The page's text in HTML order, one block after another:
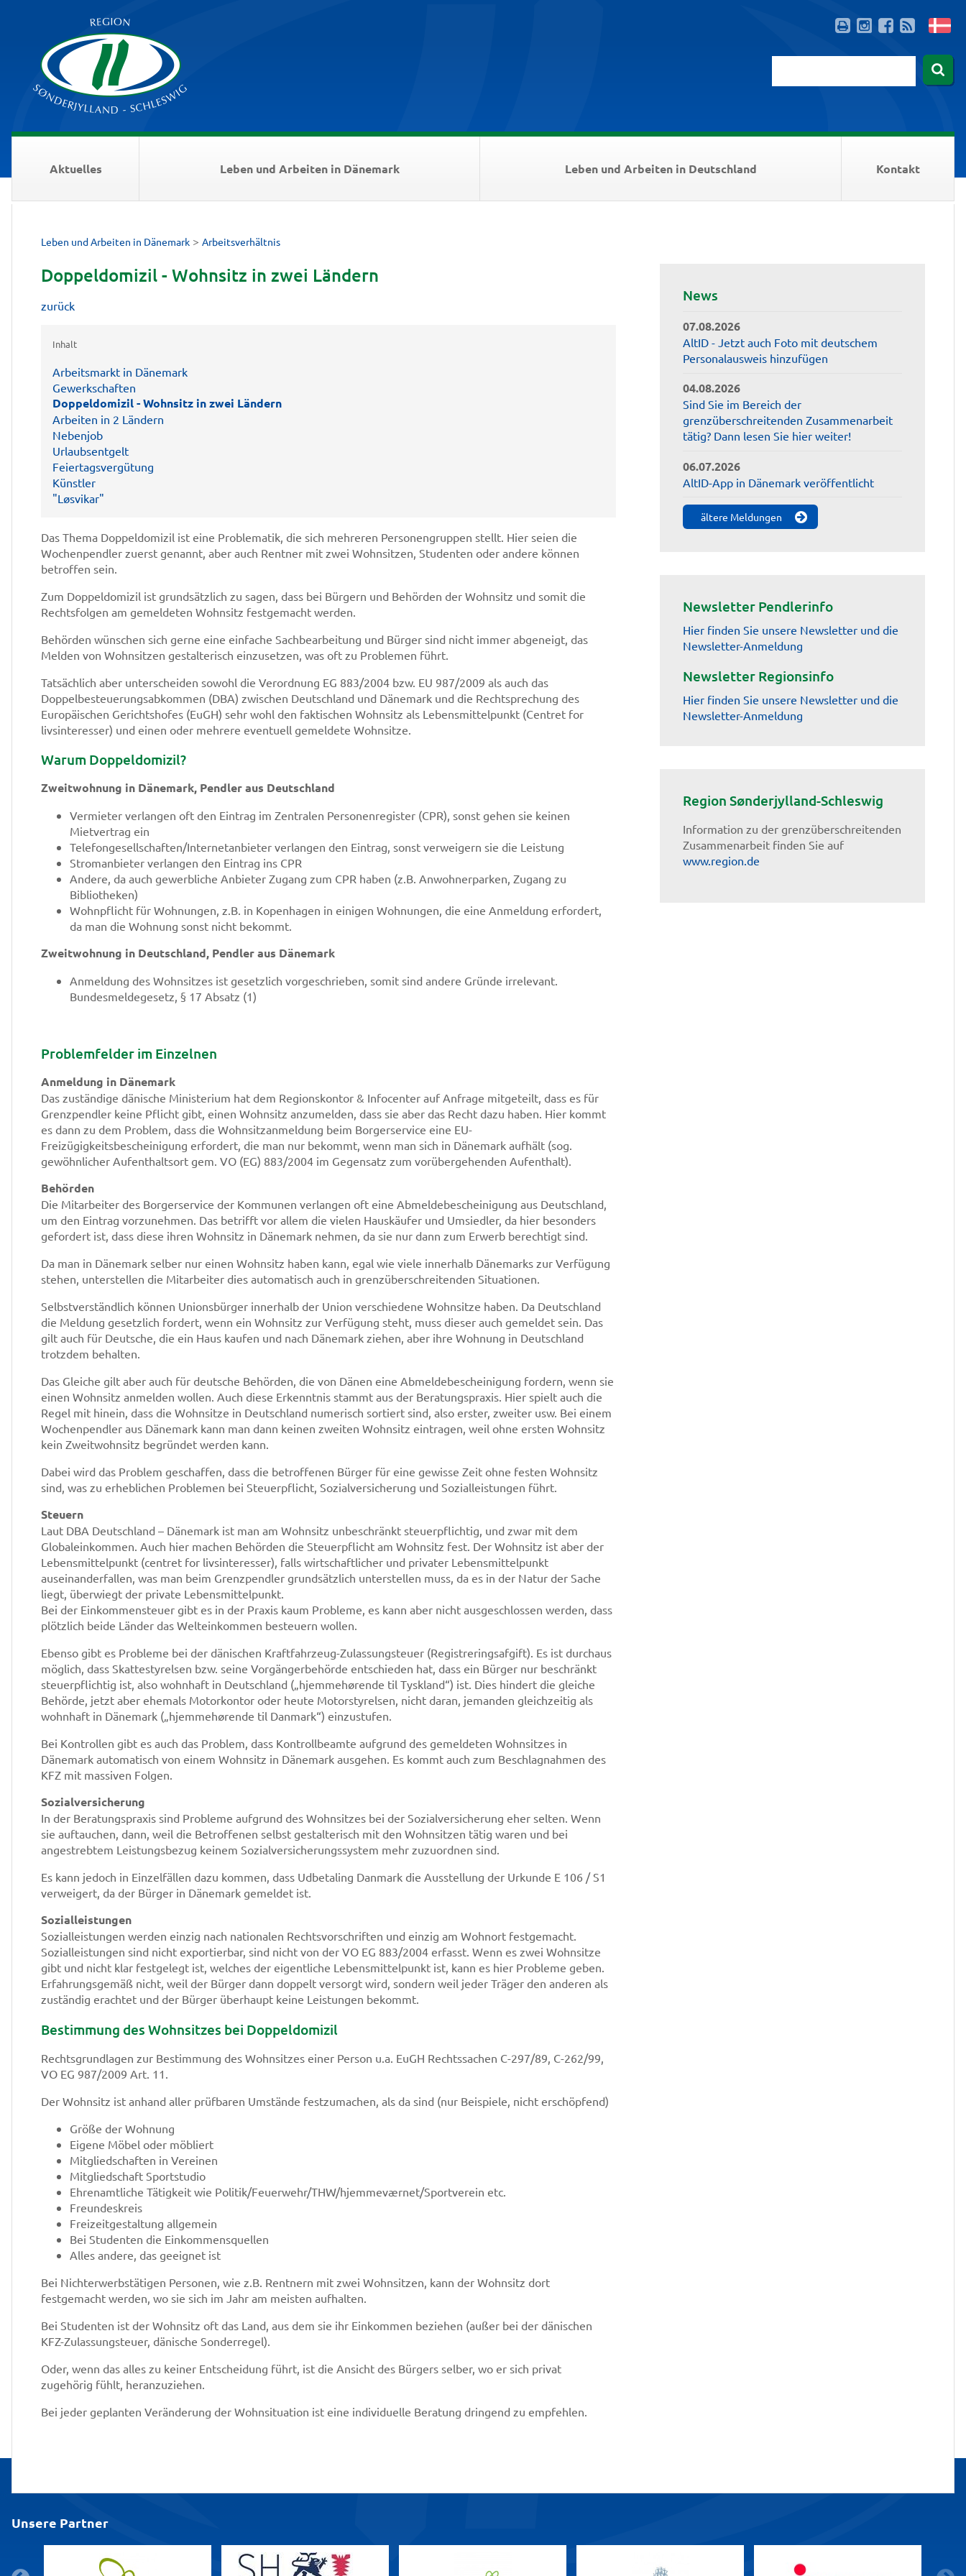
Aktuelles Leben und Arbeiten in Dänemark Leben und Arbeiten in Deutschland Kontakt
Leben und Arbeiten in Dänemark > Arbeitsverhältnis
Doppeldomizil - Wohnsitz in zwei Ländern
zurück
Inhalt
Arbeitsmarkt in Dänemark
Gewerkschaften
Doppeldomizil - Wohnsitz in zwei Ländern
Arbeiten in 2 Ländern
Nebenjob
Urlaubsentgelt
Feiertagsvergütung
Künstler
"Løsvikar"
Das Thema Doppeldomizil ist eine Problematik, die sich mehreren Personengruppen stellt. Hier seien die
Wochenpendler zuerst genannt, aber auch Rentner mit zwei Wohnsitzen, Studenten oder andere können
betroffen sein.
Zum Doppeldomizil ist grundsätzlich zu sagen, dass bei Bürgern und Behörden der Wohnsitz und somit die
Rechtsfolgen am gemeldeten Wohnsitz festgemacht werden.
Behörden wünschen sich gerne eine einfache Sachbearbeitung und Bürger sind nicht immer abgeneigt, das
Melden von Wohnsitzen gestalterisch einzusetzen, was oft zu Problemen führt.
Tatsächlich aber unterscheiden sowohl die Verordnung EG 883/2004 bzw. EU 987/2009 als auch das
Doppelbesteuerungsabkommen (DBA) zwischen Deutschland und Dänemark und die Rechtsprechung des
Europäischen Gerichtshofes (EuGH) sehr wohl den faktischen Wohnsitz als Lebensmittelpunkt (Centret for
livsinteresser) und einen oder mehrere eventuell gemeldete Wohnsitze.
Warum Doppeldomizil?
Zweitwohnung in Dänemark, Pendler aus Deutschland
Vermieter verlangen oft den Eintrag im Zentralen Personenregister (CPR), sonst gehen sie keinen
Mietvertrag ein
Telefongesellschaften/Internetanbieter verlangen den Eintrag, sonst verweigern sie die Leistung
Stromanbieter verlangen den Eintrag ins CPR
Andere, da auch gewerbliche Anbieter Zugang zum CPR haben (z.B. Anwohnerparken, Zugang zu
Bibliotheken)
Wohnpflicht für Wohnungen, z.B. in Kopenhagen in einigen Wohnungen, die eine Anmeldung erfordert,
da man die Wohnung sonst nicht bekommt.
Zweitwohnung in Deutschland, Pendler aus Dänemark
Anmeldung des Wohnsitzes ist gesetzlich vorgeschrieben, somit sind andere Gründe irrelevant.
Bundesmeldegesetz, § 17 Absatz (1)
Problemfelder im Einzelnen
Anmeldung in Dänemark
Das zuständige dänische Ministerium hat dem Regionskontor & Infocenter auf Anfrage mitgeteilt, dass es für
Grenzpendler keine Pflicht gibt, einen Wohnsitz anzumelden, dass sie aber das Recht dazu haben. Hier kommt
es dann zu dem Problem, dass die Wohnsitzanmeldung beim Borgerservice eine EU-
Freizügigkeitsbescheinigung erfordert, die man nur bekommt, wenn man sich in Dänemark aufhält (sog.
gewöhnlicher Aufenthaltsort gem. VO (EG) 883/2004 im Gegensatz zum vorübergehenden Aufenthalt).
Behörden
Die Mitarbeiter des Borgerservice der Kommunen verlangen oft eine Abmeldebescheinigung aus Deutschland,
um den Eintrag vorzunehmen. Das betrifft vor allem die vielen Hauskäufer und Umsiedler, da hier besonders
gefordert ist, dass diese ihren Wohnsitz in Dänemark nehmen, da sie nur dann zum Erwerb berechtigt sind.
Da man in Dänemark selber nur einen Wohnsitz haben kann, egal wie viele innerhalb Dänemarks zur Verfügung
stehen, unterstellen die Mitarbeiter dies automatisch auch in grenzüberschreitenden Situationen.
Selbstverständlich können Unionsbürger innerhalb der Union verschiedene Wohnsitze haben. Da Deutschland
die Meldung gesetzlich fordert, wenn ein Wohnsitz zur Verfügung steht, muss dieser auch gemeldet sein. Das
gilt auch für Deutsche, die ein Haus kaufen und nach Dänemark ziehen, aber ihre Wohnung in Deutschland
trotzdem behalten.
Das Gleiche gilt aber auch für deutsche Behörden, die von Dänen eine Abmeldebescheinigung fordern, wenn sie
einen Wohnsitz anmelden wollen. Auch diese Erkenntnis stammt aus der Beratungspraxis. Hier spielt auch die
Regel mit hinein, dass die Wohnsitze in Deutschland numerisch sortiert sind, also erster, zweiter usw. Bei einem
Wochenpendler aus Dänemark kann man dann keinen zweiten Wohnsitz eintragen, weil ohne ersten Wohnsitz
kein Zweitwohnsitz begründet werden kann.
Dabei wird das Problem geschaffen, dass die betroffenen Bürger für eine gewisse Zeit ohne festen Wohnsitz
sind, was zu erheblichen Problemen bei Steuerpflicht, Sozialversicherung und Sozialleistungen führt.
Steuern
Laut DBA Deutschland – Dänemark ist man am Wohnsitz unbeschränkt steuerpflichtig, und zwar mit dem
Globaleinkommen. Auch hier machen Behörden die Steuerpflicht am Wohnsitz fest. Der Wohnsitz ist aber der
Lebensmittelpunkt (centret for livsinteresser), falls wirtschaftlicher und privater Lebensmittelpunkt
auseinanderfallen, was man beim Grenzpendler grundsätzlich unterstellen muss, da es in der Natur der Sache
liegt, überwiegt der private Lebensmittelpunkt.
Bei der Einkommensteuer gibt es in der Praxis kaum Probleme, es kann aber nicht ausgeschlossen werden, dass
plötzlich beide Länder das Welteinkommen besteuern wollen.
Ebenso gibt es Probleme bei der dänischen Kraftfahrzeug-Zulassungsteuer (Registreringsafgift). Es ist durchaus
möglich, dass Skattestyrelsen bzw. seine Vorgängerbehörde entschieden hat, dass ein Bürger nur beschränkt
steuerpflichtig ist, also wohnhaft in Deutschland („hjemmehørende til Tyskland“) ist. Dies hindert die gleiche
Behörde, jetzt aber ehemals Motorkontor oder heute Motorstyrelsen, nicht daran, jemanden gleichzeitig als
wohnhaft in Dänemark („hjemmehørende til Danmark“) einzustufen.
Bei Kontrollen gibt es auch das Problem, dass Kontrollbeamte aufgrund des gemeldeten Wohnsitzes in
Dänemark automatisch von einem Wohnsitz in Dänemark ausgehen. Es kommt auch zum Beschlagnahmen des
KFZ mit massiven Folgen.
Sozialversicherung
In der Beratungspraxis sind Probleme aufgrund des Wohnsitzes bei der Sozialversicherung eher selten. Wenn
sie auftauchen, dann, weil die Betroffenen selbst gestalterisch mit den Wohnsitzen tätig waren und bei
angestrebtem Leistungsbezug keinem Sozialversicherungssystem mehr zuzuordnen sind.
Es kann jedoch in Einzelfällen dazu kommen, dass Udbetaling Danmark die Ausstellung der Urkunde E 106 / S1
verweigert, da der Bürger in Dänemark gemeldet ist.
Sozialleistungen
Sozialleistungen werden einzig nach nationalen Rechtsvorschriften und einzig am Wohnort festgemacht.
Sozialleistungen sind nicht exportierbar, sind nicht von der VO EG 883/2004 erfasst. Wenn es zwei Wohnsitze
gibt und nicht klar festgelegt ist, welches der eigentliche Lebensmittelpunkt ist, kann es hier Probleme geben.
Erfahrungsgemäß nicht, weil der Bürger dann doppelt versorgt wird, sondern weil jeder Träger den anderen als
zuständig erachtet und der Bürger überhaupt keine Leistungen bekommt.
Bestimmung des Wohnsitzes bei Doppeldomizil
Rechtsgrundlagen zur Bestimmung des Wohnsitzes einer Person u.a. EuGH Rechtssachen C-297/89, C-262/99,
VO EG 987/2009 Art. 11.
Der Wohnsitz ist anhand aller prüfbaren Umstände festzumachen, als da sind (nur Beispiele, nicht erschöpfend)
Größe der Wohnung
Eigene Möbel oder möbliert
Mitgliedschaften in Vereinen
Mitgliedschaft Sportstudio
Ehrenamtliche Tätigkeit wie Politik/Feuerwehr/THW/hjemmeværnet/Sportverein etc.
Freundeskreis
Freizeitgestaltung allgemein
Bei Studenten die Einkommensquellen
Alles andere, das geeignet ist
Bei Nichterwerbstätigen Personen, wie z.B. Rentnern mit zwei Wohnsitzen, kann der Wohnsitz dort
festgemacht werden, wo sie sich im Jahr am meisten aufhalten.
Bei Studenten ist der Wohnsitz oft das Land, aus dem sie ihr Einkommen beziehen (außer bei der dänischen
KFZ-Zulassungsteuer, dänische Sonderregel).
Oder, wenn das alles zu keiner Entscheidung führt, ist die Ansicht des Bürgers selber, wo er sich privat
zugehörig fühlt, heranzuziehen.
Bei jeder geplanten Veränderung der Wohnsituation ist eine individuelle Beratung dringend zu empfehlen.
News
07.08.2026
AltID - Jetzt auch Foto mit deutschem
Personalausweis hinzufügen
04.08.2026
Sind Sie im Bereich der
grenzüberschreitenden Zusammenarbeit
tätig? Dann lesen Sie hier weiter!
06.07.2026
AltID-App in Dänemark veröffentlicht
ältere Meldungen
Newsletter Pendlerinfo
Hier finden Sie unsere Newsletter und die
Newsletter-Anmeldung
Newsletter Regionsinfo
Hier finden Sie unsere Newsletter und die
Newsletter-Anmeldung
Region Sønderjylland-Schleswig
Information zu der grenzüberschreitenden
Zusammenarbeit finden Sie auf
www.region.de
Unsere Partner